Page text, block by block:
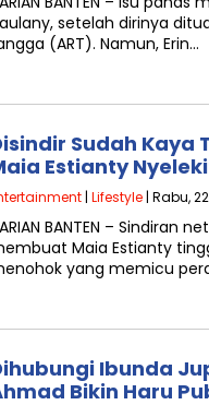
setelah dirinya
(ART). Namun, Erin…
Sudah Kaya
Estianty
| Lifestyle | Rabu,
BANTEN – Sindiran
Maia Estianty
yang memicu
Ibunda
Bikin Haru